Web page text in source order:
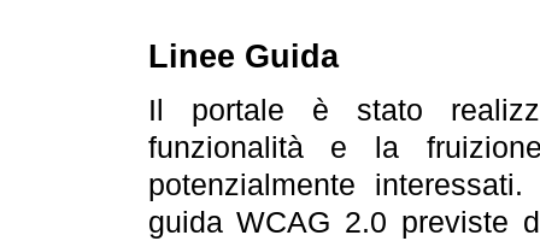
Linee Guida
Il portale è stato
funzionalità e la
potenzialmente
guida WCAG 2.0 previste